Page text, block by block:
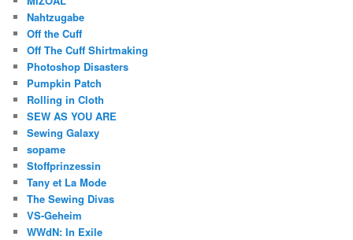
Nahtzugabe
Off the Cuff
Off The Cuff Shirtmaking
Photoshop Disasters
Pumpkin Patch
Rolling in Cloth
SEW AS YOU ARE
Sewing Galaxy
sopame
Stoffprinzessin
Tany et La Mode
The Sewing Divas
VS-Geheim
WWdN: In Exile